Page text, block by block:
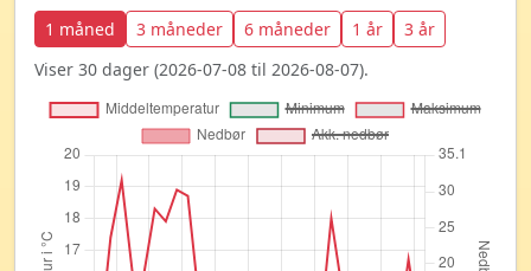
1 måned 3 måneder 6 måneder 1 år
3 år
Viser 30 dager (2026-07-08 til 2026-08-07).